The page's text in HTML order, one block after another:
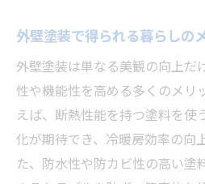
外壁塗装で得られる暮らしの
外壁塗装は単なる美観の向上だ
性や機能性を高める多くのメリ
えば、断熱性能を持つ塗料を使
化が期待でき、冷暖房効率の向
た、防水性や防カビ性の高い塗